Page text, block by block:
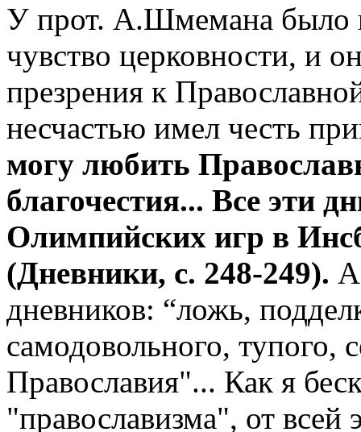
У прот. А.Шмемана было
чувство церковности, и
презрения к
несчастью имел честь
могу любить
благочестия... Все эти
Олимпийских игр в
(Дневники, с. 248-249). А
дневников: “ложь,
самодовольного, тупого,
Православия"... Как я
"православизма", от всей